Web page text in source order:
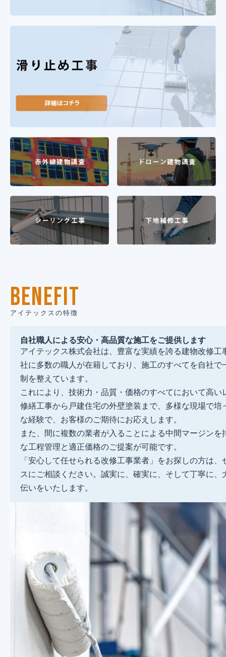
BENEFIT
アイテックスの特徴
自社職人による安心・高品質な施工をご提供します
アイテックス株式会社は、豊富な実績を誇る建物改修工
社に多数の職人が在籍しており、施工のすべてを自社で
制を整えています。
これにより、技術力・品質・価格のすべてにおいて高い
修繕工事から戸建住宅の外壁塗装まで、多様な現場で培
な経験で、お客様のご期待にお応えします。
また、間に複数の業者が入ることによる中間マージンを
な工程管理と適正価格のご提案が可能です。
「安心して任せられる改修工事業者」をお探しの方は
スにご相談ください。誠実に、確実に、そして丁寧に、
伝いをいたします。